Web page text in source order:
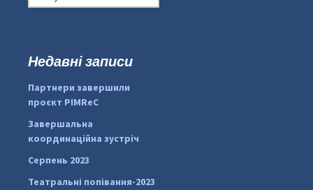
#PipIvanToday
pimrec_project
о
:Недавні записи
Партнери завершили
проєкт PIMReC
Завершальна
координаційна зустріч
Серпень 2023
Театральні попівання-2023